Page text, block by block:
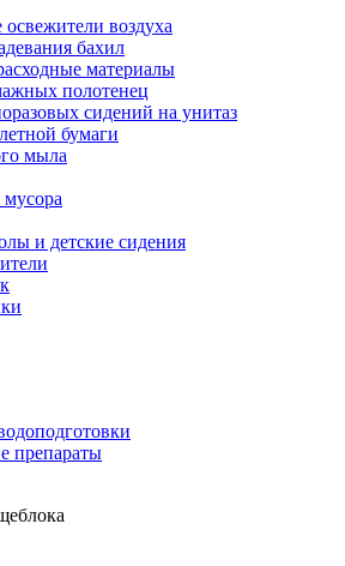
воздуха
бахил
материалы
полотенец
сидений на унитаз
бумаги
мыла
и детские сидения
препараты